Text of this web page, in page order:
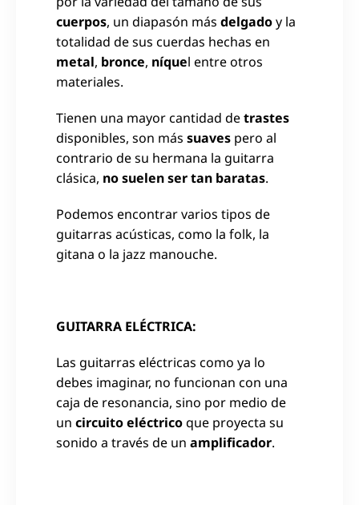
cuerpos, un diapasón más delgadoy la
totalidad de sus cuerdas hechas en
metal, bronce, níquel entre otros
materiales.
Tienen una mayor cantidad detrastes
disponibles, son más suaves pero al
contrario de su hermana la guitarra
clásica, no suelen ser tan baratas.
Podemos encontrar varios tipos de
guitarras acústicas, como la folk, la
gitana o la jazz manouche.
GUITARRA ELÉCTRICA:
Las guitarras eléctricas como ya lo
debes imaginar, no funcionan con una
caja de resonancia, sino por medio de
un circuito eléctricoque proyecta su
sonido a través de un amplificador.